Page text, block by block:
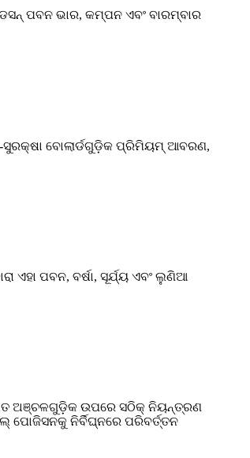
ପବନ ଭାର, କମ୍ପନ ଏବଂ ବାରମ୍ବାର
ସୁରକ୍ଷା ବୋଲାର୍ଡଗୁଡ଼ିକ ପ୍ରିମିୟମ୍ ଆବରଣ,
ଏହା ପବନ, ବର୍ଷା, ସୂର୍ଯ୍ୟ ଏବଂ ଲୁଣିଆ
ଅଞ୍ଚଳଗୁଡ଼ିକ ଉପରେ ସଠିକ୍ ନିୟନ୍ତ୍ରଣ
ପୋଜିସନକୁ ନିର୍ବିଘ୍ନରେ ପରିବର୍ତ୍ତନ